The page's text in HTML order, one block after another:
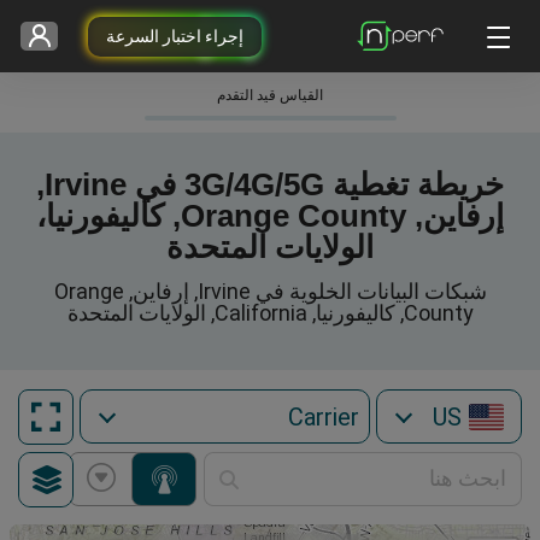
إجراء اختبار السرعة
القياس قيد التقدم
خريطة تغطية 3G/4G/5G في Irvine,
إرفاين, Orange County, كاليفورنيا،
الولايات المتحدة
شبكات البيانات الخلوية في Irvine, إرفاين, Orange
County, كاليفورنيا, California, الولايات المتحدة
US